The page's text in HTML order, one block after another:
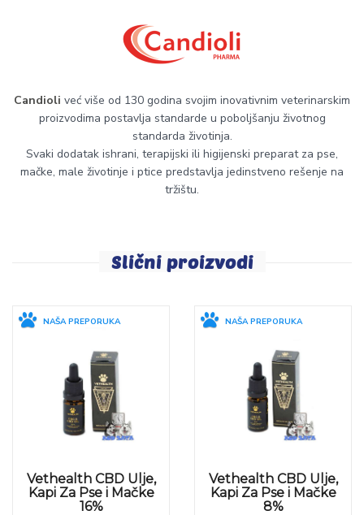
Candioli već više od 130 godina svojim inovativnim veterinarskim
proizvodima postavlja standarde u poboljšanju životnog
standarda životinja.
Svaki dodatak ishrani, terapijski ili higijenski preparat za pse,
mačke, male životinje i ptice predstavlja jedinstveno rešenje na
tržištu.
Slični proizvodi
NAŠA PREPORUKA
Vethealth CBD Ulje,
Kapi Za Pse i Mačke
16%
NAŠA PREPORUKA
Vethealth CBD Ulje,
Kapi Za Pse i Mačke
8%